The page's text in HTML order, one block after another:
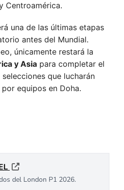
Centroamérica.
una de las últimas etapas
antes del Mundial.
únicamente restará la
y Asia para completar el
que lucharán
equipos en Doha.